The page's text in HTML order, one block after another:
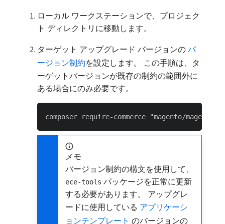
ローカル ワークステーションで、プロジェク
ト ディレクトリに移動します。
ターゲット アップグレード バージョンの ​ バ
ージョン制約を設定します。 この手順は、タ
ーゲットバージョンが既存の制約の範囲外に
ある場合にのみ必要です。
メモ
バージョン制約の構文を使用して、
ece-tools パッケージを正常に更新
する必要があります。 アップグレ
ードに使用している ​ アプリケーシ
ョンテンプレート ​ のバージョンの